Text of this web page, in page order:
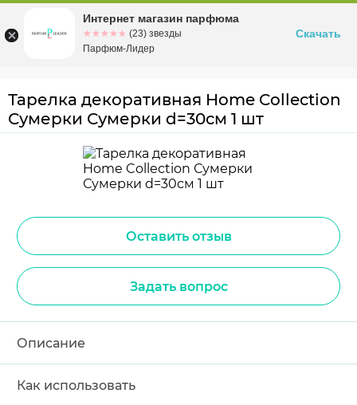
Омскул. Заозерная, 11, к. 1
Тарелка декоративная Home Collection
Сумерки Сумерки d=30см 1 шт
Оставить отзыв
Задать вопрос
Описание
Как использовать
Интернет магазин парфюма
☆☆☆☆☆
★★★★★ (23) звезды
Парфюм-Лидер
Скачать